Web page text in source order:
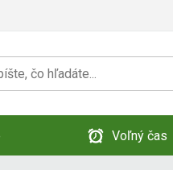
Voľný čas